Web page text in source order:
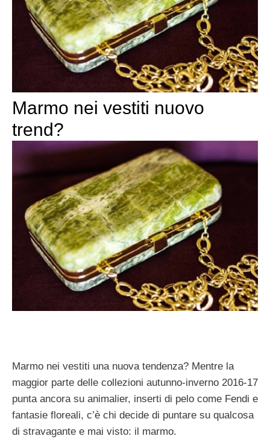
Marmo nei vestiti nuovo
trend?
Marmo nei vestiti una nuova tendenza? Mentre la
maggior parte delle collezioni autunno-inverno 2016-17
punta ancora su animalier, inserti di pelo come Fendi e
fantasie floreali, c’è chi decide di puntare su qualcosa
di stravagante e mai visto: il marmo.